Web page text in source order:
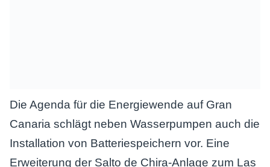
Die Agenda für die Energiewende auf Gran
Canaria schlägt neben Wasserpumpen auch die
Installation von Batteriespeichern vor. Eine
Erweiterung der Salto de Chira-Anlage zum Las